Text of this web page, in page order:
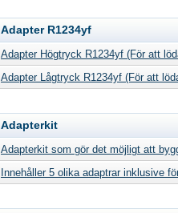
Adapter R1234yf
Adapter Högtryck R1234yf (För att
Adapter Lågtryck R1234yf (För att
Adapterkit
Adapterkit som gör det möjligt att
Innehåller 5 olika adaptrar inklusive